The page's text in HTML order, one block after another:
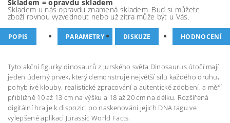
Skladem = opravdu skladem
Skladem u nás opravdu znamená skladem. Buď si můžete
zboží rovnou vyzvednout nebo už zítra může být u Vás.
POPIS PARAMETRY DISKUZE HODNOCENÍ
Tyto akční figurky dinosaurů z Jurského světa Dinosaurus útočí mají
jeden úderný prvek, který demonstruje největší sílu každého druhu,
pohyblivé klouby, realistické zpracování a autentické zdobení, a měří
přibližně 10 až 13 cm na výšku a 18 až 20 cm na délku. Rozšířená
digitální hra je k dispozici po naskenování jejich DNA tagu ve
vylepšené aplikaci Jurassic World Facts.